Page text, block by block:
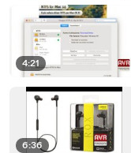
4:21
6:36